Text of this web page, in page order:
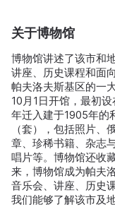
关于博物馆
博物馆讲述了该市和
讲座、历史课程和面
帕夫洛夫斯基区的一
10月1日开馆，最初
年迁入建于1905年的
（套），包括照片、
章、珍稀书籍、杂志
唱片等。博物馆还收
来，博物馆成为帕夫
音乐会、讲座、历史
我们能够了解该市及